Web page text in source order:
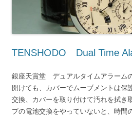
TENSHODO Dual Time
銀座天賞堂 デュアルタイムアラーム
開けても、カバーでムーブメントは保
交換、カバーを取り付けて汚れを拭き
プの電池交換をやっていないと、時間